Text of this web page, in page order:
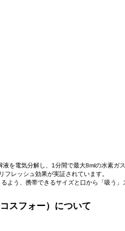
を電気分解し、1分間で最大8mlの水素ガス
レッシュ効果が実証されています。
よう、携帯できるサイズと口から「吸う」
スフォー）について